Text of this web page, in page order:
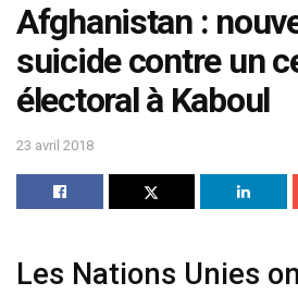
Afghanistan :
suicide contre un
électoral à Kaboul
23 avril 2018
Les Nations Unies